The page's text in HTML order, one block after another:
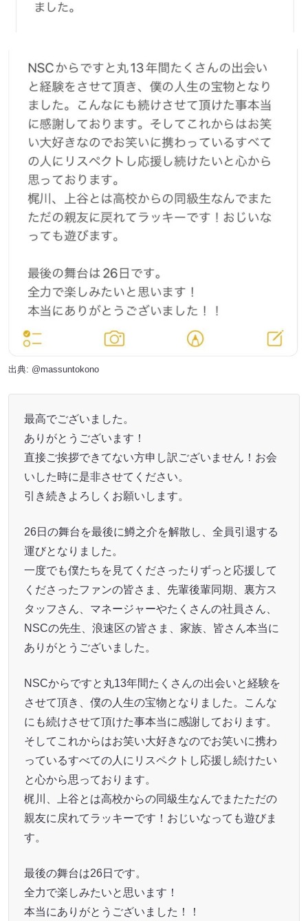
出典: @massuntokono
最高でございました。
ありがとうございます！
直接ご挨拶できてない方申し訳ございません！お会
いした時に是非させてください。
引き続きよろしくお願いします。
26日の舞台を最後に鱒之介を解散し、全員引退する
運びとなりました。
一度でも僕たちを見てくださったりずっと応援して
くださったファンの皆さま、先輩後輩同期、裏方ス
タッフさん、マネージャーやたくさんの社員さん、
NSCの先生、浪速区の皆さま、家族、皆さん本当に
ありがとうございました。
NSCからですと丸13年間たくさんの出会いと経験を
させて頂き、僕の人生の宝物となりました。こんな
にも続けさせて頂けた事本当に感謝しております。
そしてこれからはお笑い大好きなのでお笑いに携わ
っているすべての人にリスペクトし応援し続けたい
と心から思っております。
梶川、上谷とは高校からの同級生なんでまたただの
親友に戻れてラッキーです！おじいなっても遊びま
す。
最後の舞台は26日です。
全力で楽しみたいと思います！
本当にありがとうございました！！